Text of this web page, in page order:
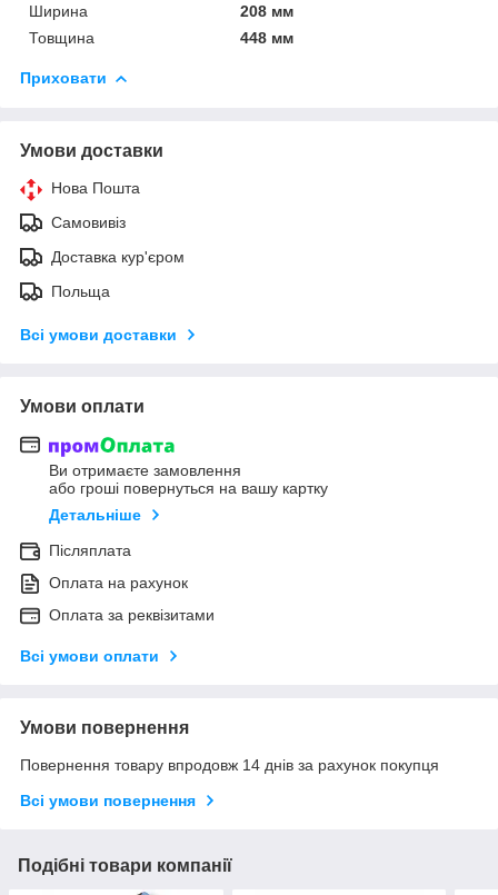
Ширина
208 мм
Товщина
448 мм
Приховати
Умови доставки
Нова Пошта
Самовивіз
Доставка кур'єром
Польща
Всі умови доставки
Умови оплати
Ви отримаєте замовлення
або гроші повернуться на вашу картку
Детальніше
Післяплата
Оплата на рахунок
Оплата за реквізитами
Всі умови оплати
Умови повернення
Повернення товару впродовж 14 днів за рахунок покупця
Всі умови повернення
Подібні товари компанії